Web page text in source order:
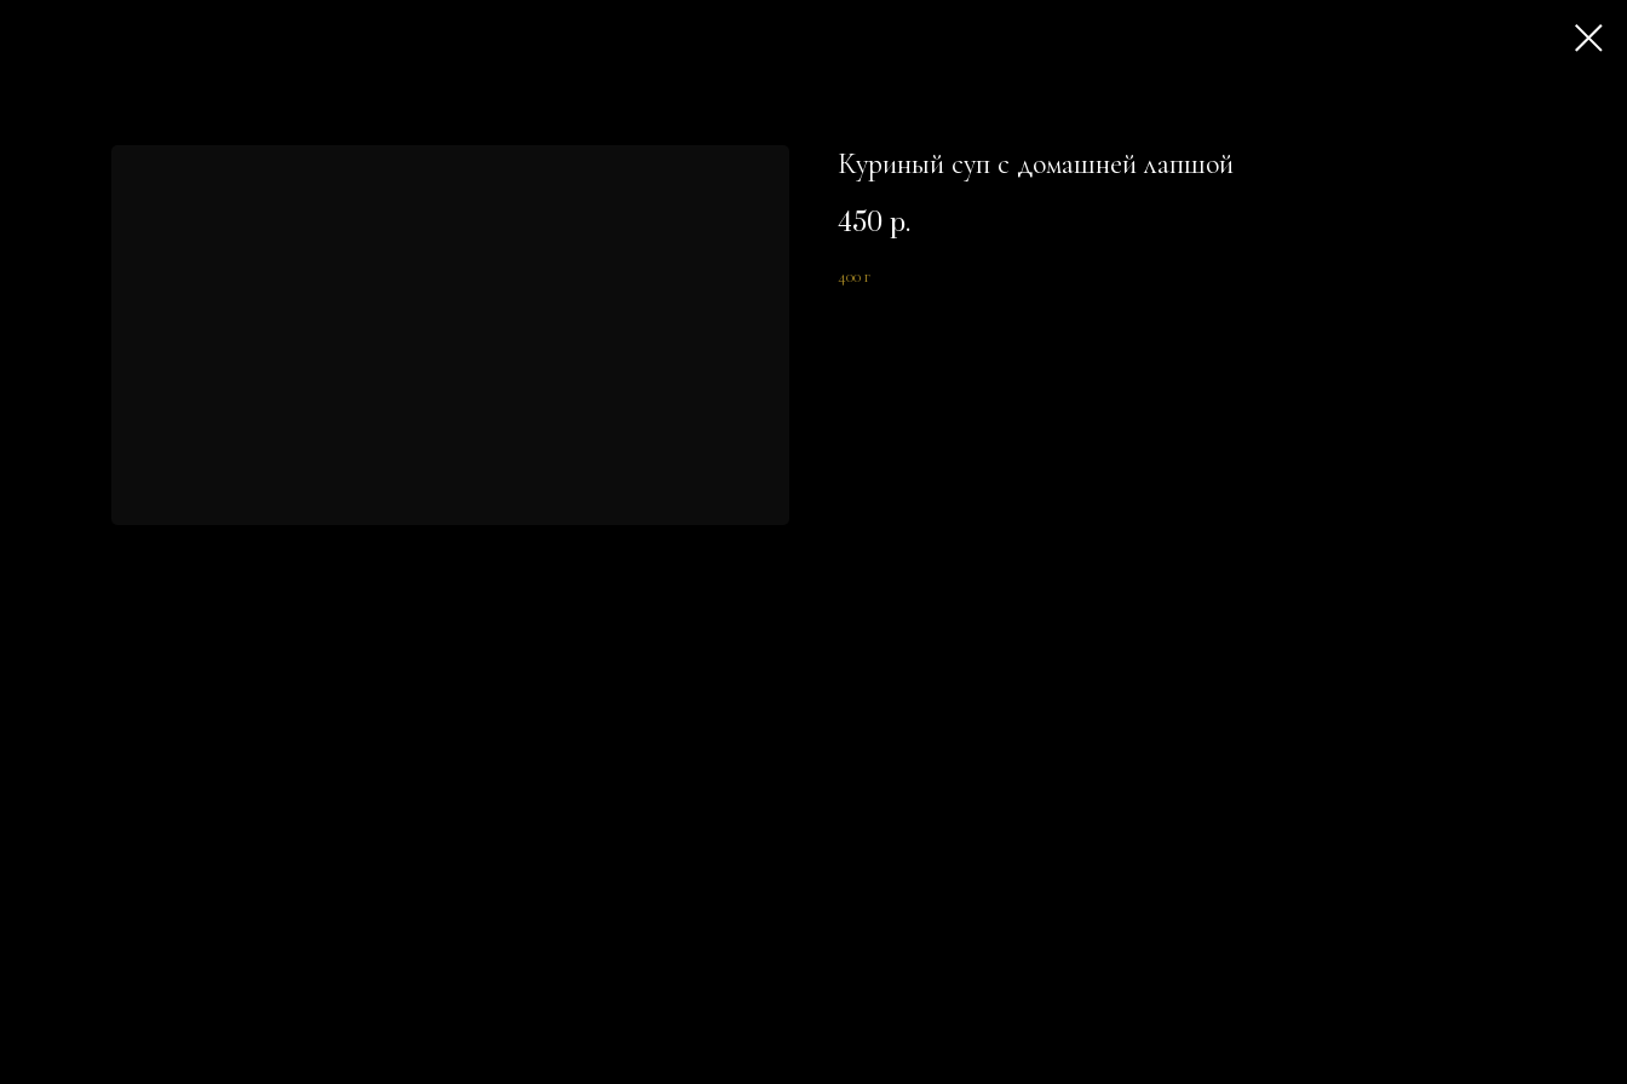
Куриный суп с домашней лапшой
450 р.
400 г